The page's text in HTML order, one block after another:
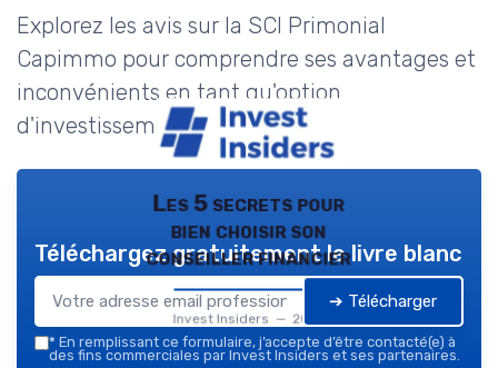
Explorez les avis sur la SCI Primonial
Capimmo pour comprendre ses avantages et
inconvénients en tant qu'option
d'investissement immobilier.
Les 5 secrets pour
bien choisir son
conseiller financier
Invest Insiders — 2026
Téléchargez gratuitement le livre blanc
➔ Télécharger
* En remplissant ce formulaire, j’accepte d’être contacté(e) à
des fins commerciales par Invest Insiders et ses partenaires.